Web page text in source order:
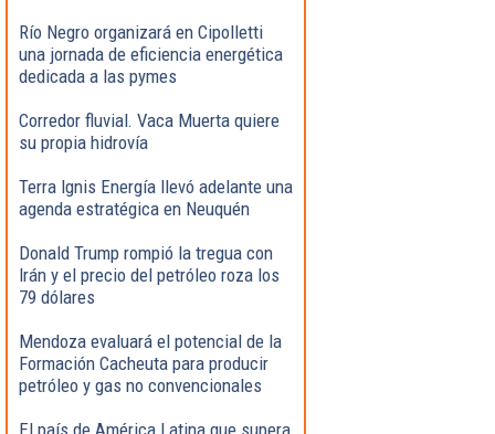
Río Negro organizará en Cipolletti
una jornada de eficiencia energética
dedicada a las pymes
Corredor fluvial. Vaca Muerta quiere
su propia hidrovía
Terra Ignis Energía llevó adelante una
agenda estratégica en Neuquén
Donald Trump rompió la tregua con
Irán y el precio del petróleo roza los
79 dólares
Mendoza evaluará el potencial de la
Formación Cacheuta para producir
petróleo y gas no convencionales
El país de América Latina que supera